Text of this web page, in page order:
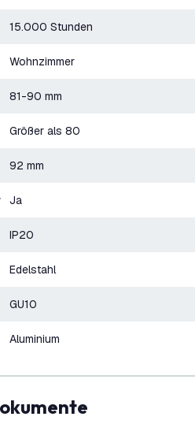
15.000 Stunden
Wohnzimmer
81-90 mm
Größer als 80
92 mm
Ja
IP20
Edelstahl
GU10
Aluminium